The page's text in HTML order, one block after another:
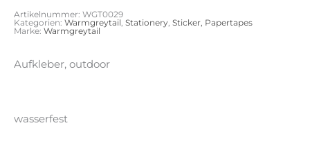
Artikelnummer: WGT0029
Kategorien: Warmgreytail Stationery Sticker, Papertapes
Marke: Warmgreytail
Aufkleber, outdoor
wasserfest